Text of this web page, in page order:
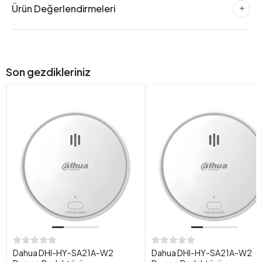
Ürün Değerlendirmeleri
Son gezdikleriniz
Dahua DHI-HY-SA21A-W2
Dahua DHI-HY-SA21A-W2